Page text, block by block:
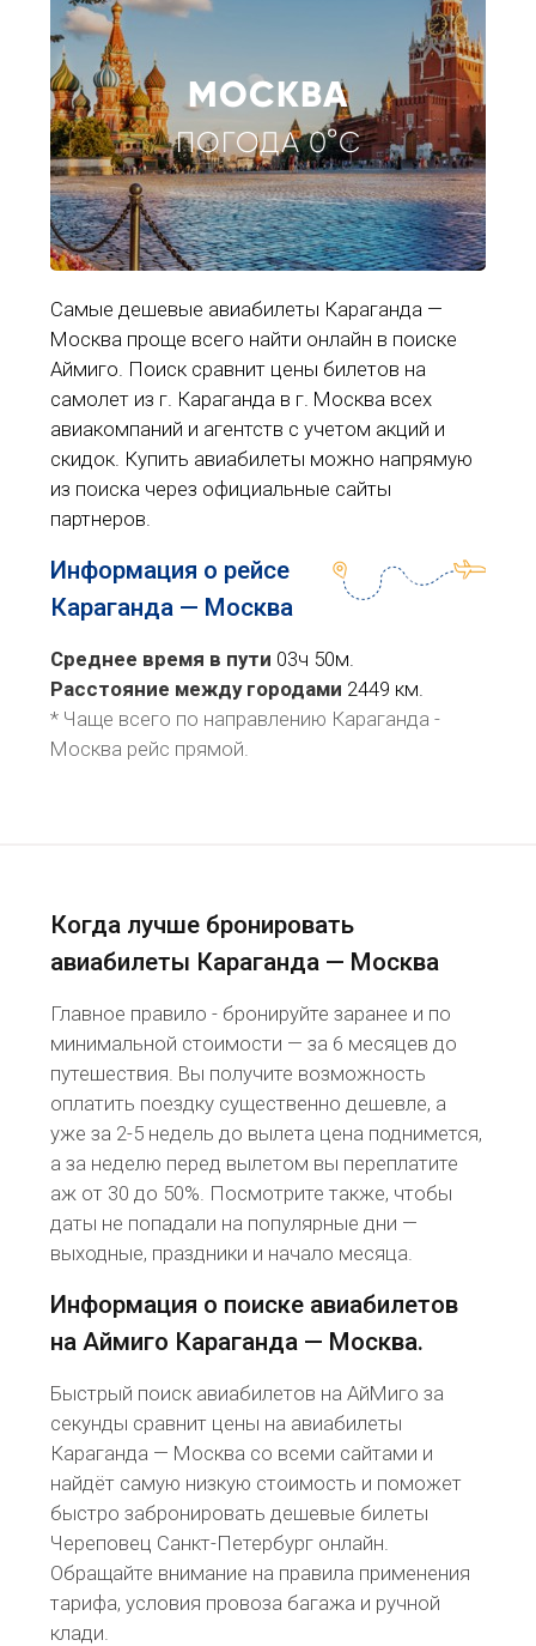
МОСКВА
ПОГОДА 0°C
Самые дешевые авиабилеты Караганда —
Москва проще всего найти онлайн в поиске
Аймиго. Поиск сравнит цены билетов на
самолет из г. Караганда в г. Москва всех
авиакомпаний и агентств с учетом акций и
скидок. Купить авиабилеты можно напрямую
из поиска через официальные сайты
партнеров.
Информация о рейсе
Караганда — Москва
Среднее время в пути 03ч 50м.
Расстояние между городами 2449 км.
* Чаще всего по направлению Караганда -
Москва рейс прямой.
Когда лучше бронировать
авиабилеты Караганда — Москва
Главное правило - бронируйте заранее и по
минимальной стоимости — за 6 месяцев до
путешествия. Вы получите возможность
оплатить поездку существенно дешевле, а
уже за 2-5 недель до вылета цена поднимется,
а за неделю перед вылетом вы переплатите
аж от 30 до 50%. Посмотрите также, чтобы
даты не попадали на популярные дни —
выходные, праздники и начало месяца.
Информация о поиске авиабилетов
на Аймиго Караганда — Москва.
Быстрый поиск авиабилетов на АйМиго за
секунды сравнит цены на авиабилеты
Караганда — Москва со всеми сайтами и
найдёт самую низкую стоимость и поможет
быстро забронировать дешевые билеты
Череповец Санкт-Петербург онлайн.
Обращайте внимание на правила применения
тарифа, условия провоза багажа и ручной
клади.